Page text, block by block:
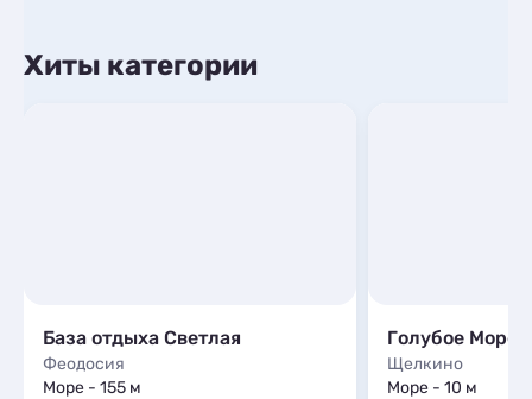
Хиты категории
База отдыха Светлая
Феодосия
Море - 155 м
Голубое Море
Щелкино
Море - 10 м